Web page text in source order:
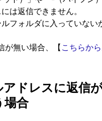
は返信できません。
フォルダに入っていない
が無い場合、【 こちらか
アドレスに返信
場合